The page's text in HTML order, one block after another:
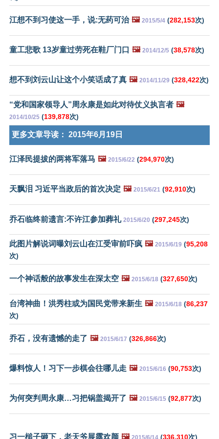
江想不到习使这一手，说:无药可治 🖼️ 2015/5/4 (282,153次)
童工悲歌 13岁童过劳死在鞋厂门口 🖼️ 2014/12/5 (38,578次)
想不到刘云山让这个小笑话成了真 🖼️ 2014/11/29 (328,422次)
“党和国家领导人”周永康是如此对待仗义执言者 🖼️
2014/10/25 (139,878次)
更多文章导读： 2015年6月19日
江泽民提拔的两将军落马 🖼️ 2015/6/22 (294,970次)
天飘泪 习近平当政后的首次决定 🖼️ 2015/6/21 (92,910次)
乔石临终前遗言:不许江参加葬礼 2015/6/20 (297,245次)
此图片解说词曝刘云山在江受审前吓疯 🖼️ 2015/6/19 (95,208
次)
一个神话般的故事发生在深太空 🖼️ 2015/6/18 (327,650次)
台湾神曲！洪秀柱或为国民党带来新生 🖼️ 2015/6/18 (86,237
次)
乔石，没有遗憾的走了 🖼️ 2015/6/17 (326,866次)
爆料惊人！习下一步棋会往哪儿走 🖼️ 2015/6/16 (90,753次)
为何突判周永康…习把锅盖揭开了 🖼️ 2015/6/15 (92,877次)
习一槌子砸下，老天爷展露欢颜 🖼️ 2015/6/14 (336,310次)